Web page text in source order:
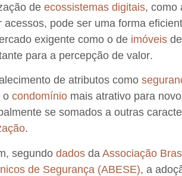
de ecossistemas digitais, como
acessos, pode ser uma forma
exigente como o de imóveis de
para a percepção de valor.
de atributos como
o condomínio mais atrativo para
se somados a outras
.
segundo dados da Associação
de Segurança (ABESE), a